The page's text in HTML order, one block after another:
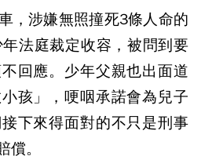
，涉嫌無照撞死3條人命的
法庭裁定收容，被問到要
回應。少年父親也出面道
孩」，哽咽承諾會為兒子
下來得面對的不只是刑事
。